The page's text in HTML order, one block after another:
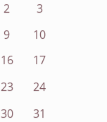
2
3
9
10
16
17
23
24
30
31